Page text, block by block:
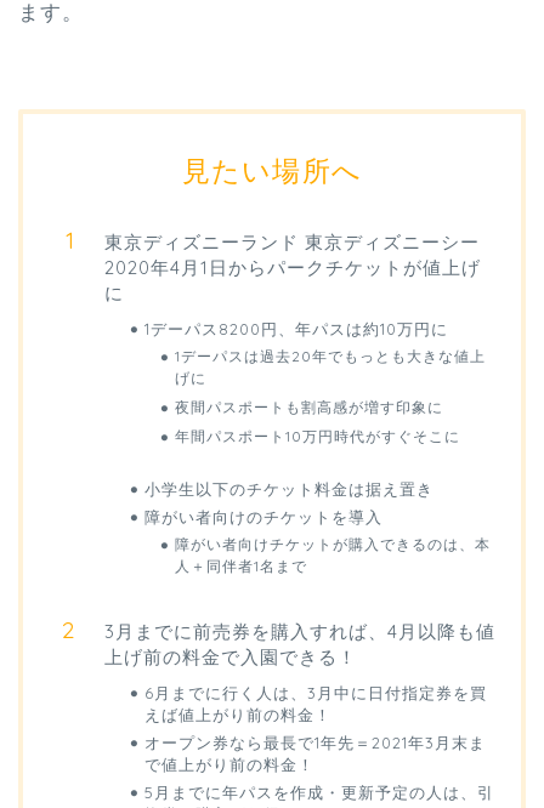
ます。
見たい場所へ
東京ディズニーランド 東京ディズニーシー
2020年4月1日からパークチケットが値上げ
に
1デーパス8200円、年パスは約10万円に
1デーパスは過去20年でもっとも大きな値上
げに
夜間パスポートも割高感が増す印象に
年間パスポート10万円時代がすぐそこに
小学生以下のチケット料金は据え置き
障がい者向けのチケットを導入
障がい者向けチケットが購入できるのは、本
人＋同伴者1名まで
3月までに前売券を購入すれば、4月以降も値
上げ前の料金で入園できる！
6月までに行く人は、3月中に日付指定券を買
えば値上がり前の料金！
オープン券なら最長で1年先＝2021年3月末ま
で値上がり前の料金！
5月までに年パスを作成・更新予定の人は、引